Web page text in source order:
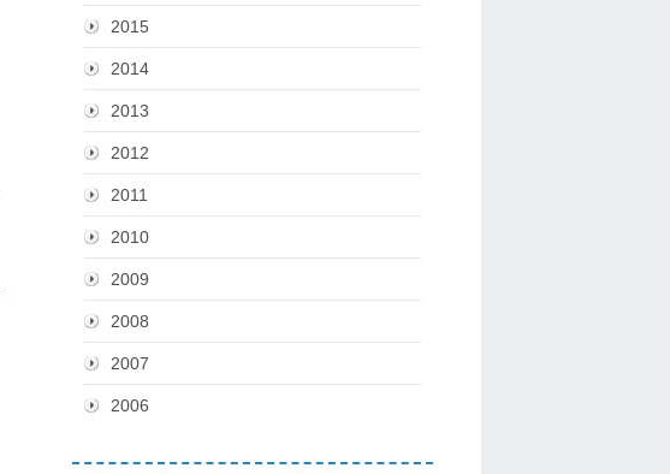
2015
2014
2013
2012
2011
2010
2009
2008
2007
2006